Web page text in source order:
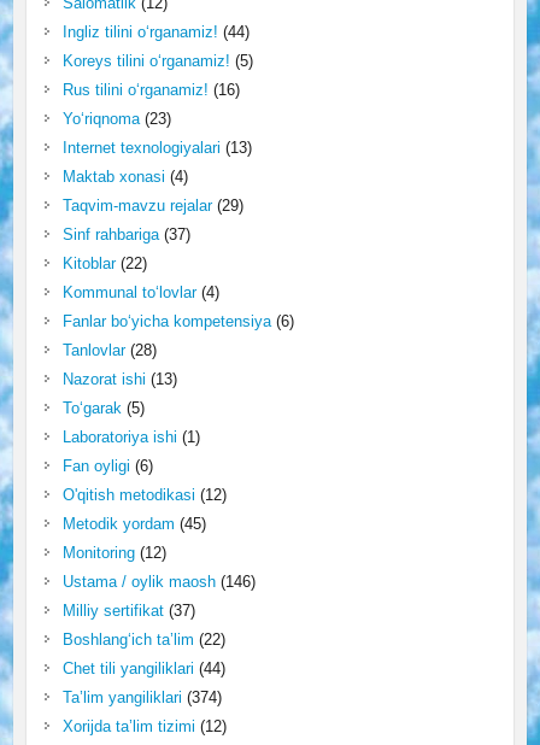
Ingliz tilini o‘rganamiz! (44)
Koreys tilini o‘rganamiz! (5)
Rus tilini o‘rganamiz! (16)
Yo‘riqnoma(23)
Internet texnologiyalari (13)
Maktab xonasi (4)
Taqvim-mavzu rejalar(29)
Sinf rahbariga(37)
Kitoblar(22)
Kommunal to‘lovlar(4)
Fanlar bo‘yicha kompetensiya(6)
Tanlovlar(28)
Nazorat ishi (13)
To‘garak(5)
Laboratoriya ishi (1)
Fan oyligi (6)
O'qitish metodikasi (12)
Metodik yordam (45)
Monitoring(12)
Ustama / oylik maosh(146)
Milliy sertifikat(37)
Boshlang‘ich ta’lim (22)
Chet tili yangiliklari (44)
Ta’lim yangiliklari (374)
Xorijda ta’lim tizimi (12)